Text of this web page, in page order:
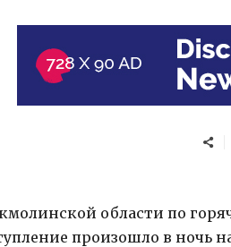
области по
произошло в ночь